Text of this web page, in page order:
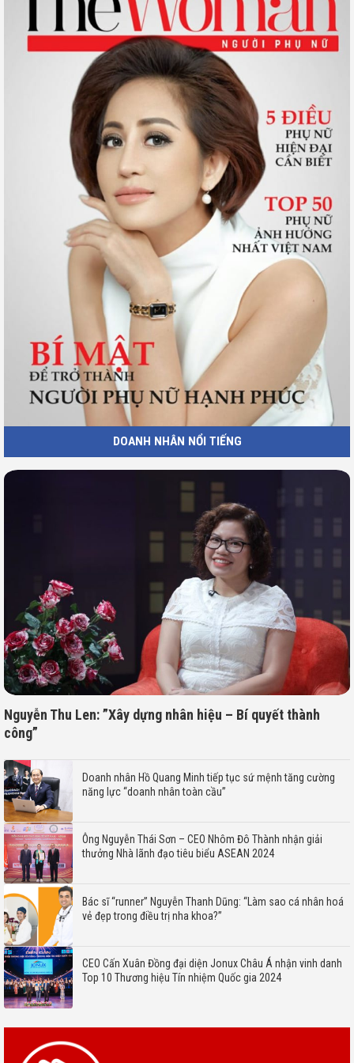
DOANH NHÂN NỔI TIẾNG
Nguyễn Thu Len: ”Xây dựng nhân hiệu – Bí quyết thành
công”
Doanh nhân Hồ Quang Minh tiếp tục sứ mệnh tăng cường
năng lực “doanh nhân toàn cầu”
Ông Nguyễn Thái Sơn – CEO Nhôm Đô Thành nhận giải
thưởng Nhà lãnh đạo tiêu biểu ASEAN 2024
Bác sĩ “runner” Nguyễn Thanh Dũng: “Làm sao cá nhân hoá
vẻ đẹp trong điều trị nha khoa?”
CEO Cấn Xuân Đồng đại diện Jonux Châu Á nhận vinh danh
Top 10 Thương hiệu Tín nhiệm Quốc gia 2024